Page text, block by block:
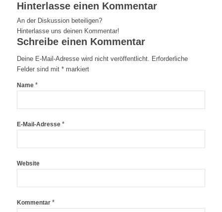
Hinterlasse einen Kommentar
An der Diskussion beteiligen?
Hinterlasse uns deinen Kommentar!
Schreibe einen Kommentar
Deine E-Mail-Adresse wird nicht veröffentlicht. Erforderliche
Felder sind mit *markiert
Name *
E-Mail-Adresse *
Website
Kommentar *